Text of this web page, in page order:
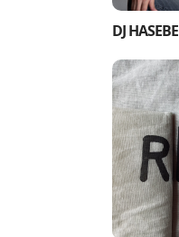
DJ HASEBE